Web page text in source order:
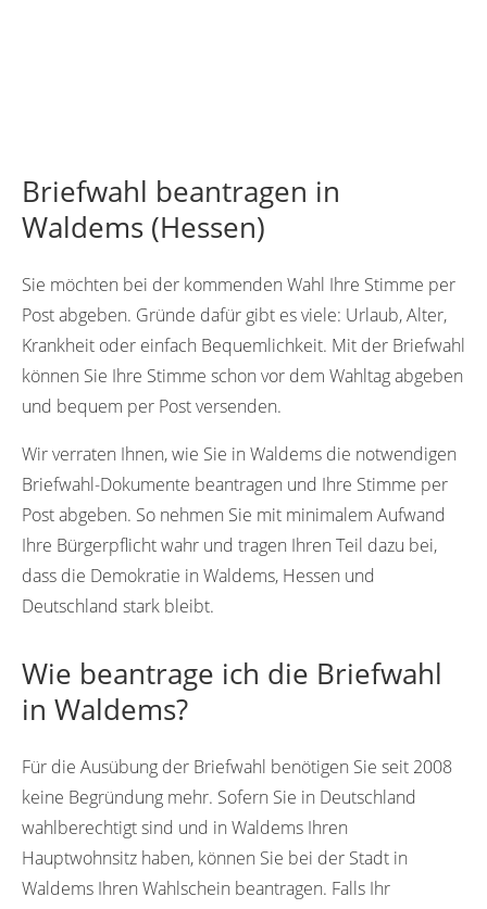
Briefwahl beantragen in
Waldems (Hessen)
Sie möchten bei der kommenden Wahl Ihre Stimme per
Post abgeben. Gründe dafür gibt es viele: Urlaub, Alter,
Krankheit oder einfach Bequemlichkeit. Mit der Briefwahl
können Sie Ihre Stimme schon vor dem Wahltag abgeben
und bequem per Post versenden.
Wir verraten Ihnen, wie Sie in Waldems die notwendigen
Briefwahl-Dokumente beantragen und Ihre Stimme per
Post abgeben. So nehmen Sie mit minimalem Aufwand
Ihre Bürgerpflicht wahr und tragen Ihren Teil dazu bei,
dass die Demokratie in Waldems, Hessen und
Deutschland stark bleibt.
Wie beantrage ich die Briefwahl
in Waldems?
Für die Ausübung der Briefwahl benötigen Sie seit 2008
keine Begründung mehr. Sofern Sie in Deutschland
wahlberechtigt sind und in Waldems Ihren
Hauptwohnsitz haben, können Sie bei der Stadt in
Waldems Ihren Wahlschein beantragen. Falls Ihr